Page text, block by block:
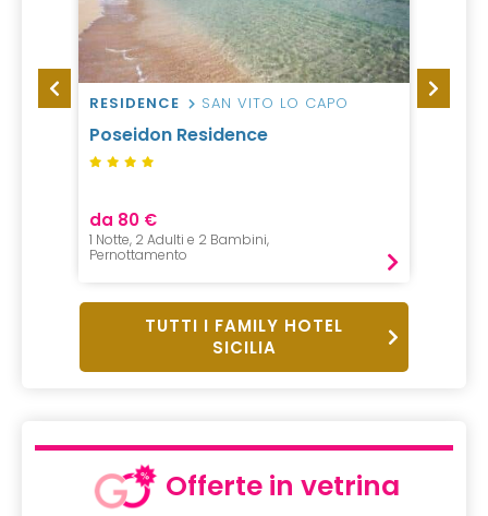
RESIDENCE SAN VITO LO CAPO
Poseidon Residence
da 80 €
1 Notte, 2 Adulti e 2 Bambini,
Pernottamento
TUTTI I FAMILY HOTEL
SICILIA
Offerte in vetrina